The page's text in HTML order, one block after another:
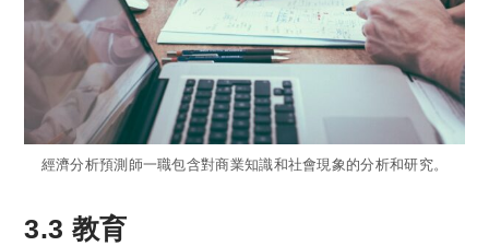
經濟分析預測師一職包含對商業知識和社會現象的分析和研究。
3.3 教育